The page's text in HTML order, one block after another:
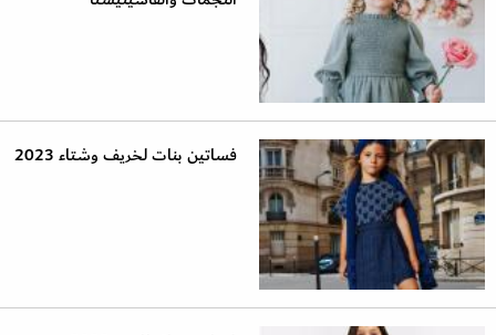
فساتين بنات لخريف وشتاء 2023